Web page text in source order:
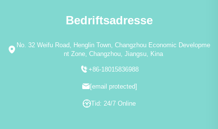
Bedriftsadresse
No. 32 Weifu Road, Henglin Town, Changzhou Economic Developme
nt Zone, Changzhou, Jiangsu, Kina
+86-18015836988
[email protected]
Tid: 24/7 Online